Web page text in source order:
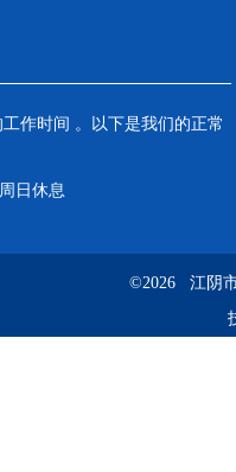
作时间 。以下是我们的正常
日休息
©2026 江阴